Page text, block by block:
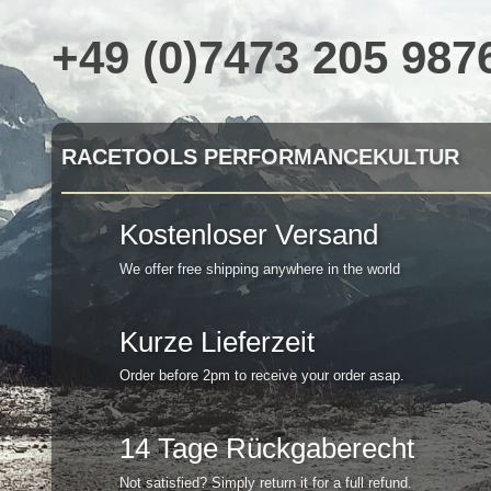
+49 (0)7473 205
RACETOOLS PERFORMANCEKULTUR
Kostenloser Versand
We offer free shipping anywhere in the world
Kurze Lieferzeit
Order before 2pm to receive your order asap.
14 Tage Rückgaberecht
Not satisfied? Simply return it for a full refund.